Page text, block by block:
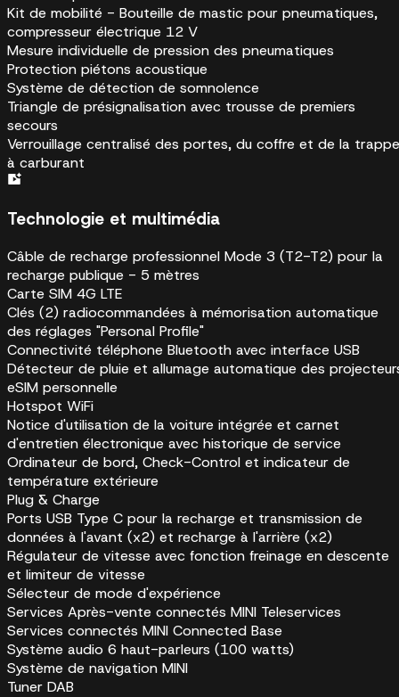
Kit de mobilité - Bouteille de mastic pour pneumatiques,
compresseur électrique 12 V
Mesure individuelle de pression des pneumatiques
Protection piétons acoustique
Système de détection de somnolence
Triangle de présignalisation avec trousse de premiers
secours
Verrouillage centralisé des portes, du coffre et de la trappe
à carburant
Technologie et multimédia
Câble de recharge professionnel Mode 3 (T2-T2) pour la
recharge publique - 5 mètres
Carte SIM 4G LTE
Clés (2) radiocommandées à mémorisation automatique
des réglages "Personal Profile"
Connectivité téléphone Bluetooth avec interface USB
Détecteur de pluie et allumage automatique des
eSIM personnelle
Hotspot WiFi
Notice d'utilisation de la voiture intégrée et carnet
d'entretien électronique avec historique de service
Ordinateur de bord, Check-Control et indicateur de
température extérieure
Plug & Charge
Ports USB Type C pour la recharge et transmission de
données à l'avant (x2) et recharge à l'arrière (x2)
Régulateur de vitesse avec fonction freinage en descente
et limiteur de vitesse
Sélecteur de mode d'expérience
Services Après-vente connectés MINI Teleservices
Services connectés MINI Connected Base
Système audio 6 haut-parleurs (100 watts)
Système de navigation MINI
Tuner DAB